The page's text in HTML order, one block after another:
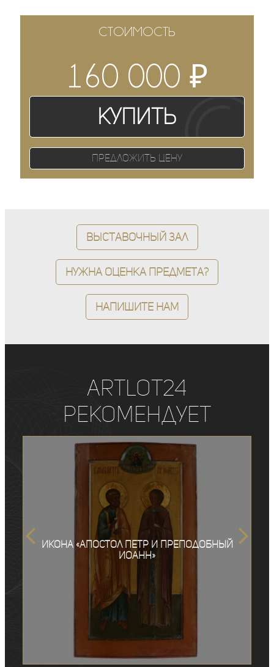
СТОИМОСТЬ
160 000 ₽
Купить
Предложить цену
Выставочный зал
Нужна оценка предмета?
Напишите нам
ArtLot24
рекомендует
Икона «Апостол Петр и Преподобный
Иоанн»